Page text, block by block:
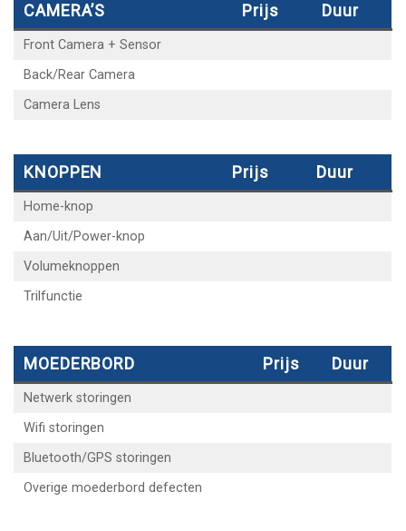
CAMERA’S Prijs Duur
Front Camera + Sensor
Back/Rear Camera
Camera Lens
KNOPPEN Prijs Duur
Home-knop
Aan/Uit/Power-knop
Volumeknoppen
Trilfunctie
MOEDERBORD Prijs Duur
Netwerk storingen
Wifi storingen
Bluetooth/GPS storingen
Overige moederbord defecten